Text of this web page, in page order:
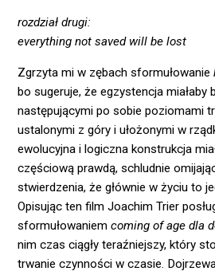
rozdział drugi:
everything not saved will be lost
Zgrzyta mi w zębach sformułowanie
bo sugeruje, że egzystencja
następującymi po sobie poziomami
ustalonymi z góry i ułożonymi w
ewolucyjna i logiczna konstrukcja
częściową prawdą, schludnie
stwierdzenia, że głównie w życiu to
Opisując ten film Joachim Trier
sformułowaniemcoming of age dla
nim czas ciągły teraźniejszy, który
trwanie czynności w czasie.